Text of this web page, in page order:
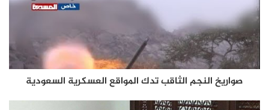
صواريخ النجم الثاقب تدك المواقع العسكرية السعودية